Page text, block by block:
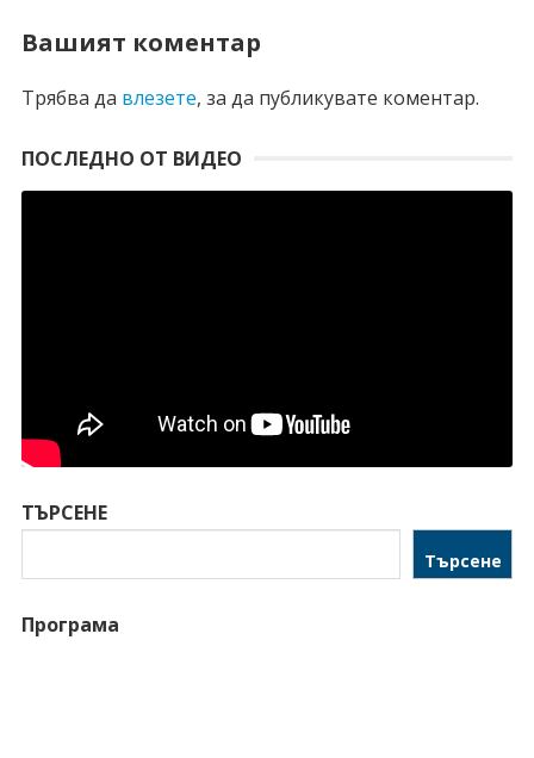
Вашият коментар
Трябва да влезете, за да публикувате коментар.
ПОСЛЕДНО ОТ ВИДЕО
ТЪРСЕНЕ
Търсене
Програма